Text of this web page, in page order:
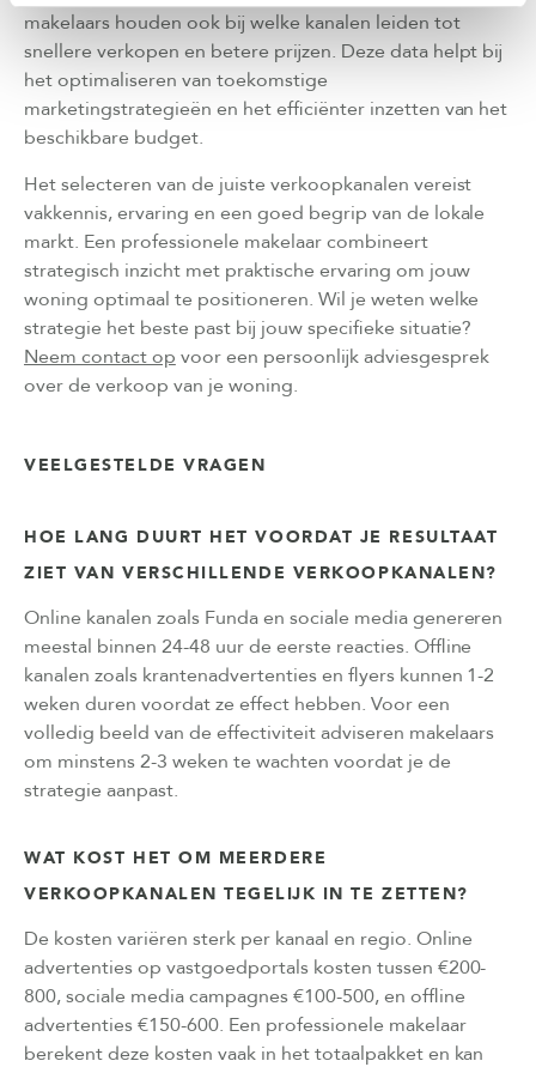
makelaars houden ook bij welke kanalen leiden tot
snellere verkopen en betere prijzen. Deze data helpt bij
het optimaliseren van toekomstige
marketingstrategieën en het efficiënter inzetten van het
beschikbare budget.
Het selecteren van de juiste verkoopkanalen vereist
vakkennis, ervaring en een goed begrip van de lokale
markt. Een professionele makelaar combineert
strategisch inzicht met praktische ervaring om jouw
woning optimaal te positioneren. Wil je weten welke
strategie het beste past bij jouw specifieke situatie?
Neem contact op voor een persoonlijk adviesgesprek
over de verkoop van je woning.
VEELGESTELDE VRAGEN
HOE LANG DUURT HET VOORDAT JE RESULTAAT
ZIET VAN VERSCHILLENDE VERKOOPKANALEN?
Online kanalen zoals Funda en sociale media genereren
meestal binnen 24-48 uur de eerste reacties. Offline
kanalen zoals krantenadvertenties en flyers kunnen 1-2
weken duren voordat ze effect hebben. Voor een
volledig beeld van de effectiviteit adviseren makelaars
om minstens 2-3 weken te wachten voordat je de
strategie aanpast.
WAT KOST HET OM MEERDERE
VERKOOPKANALEN TEGELIJK IN TE ZETTEN?
De kosten variëren sterk per kanaal en regio. Online
advertenties op vastgoedportals kosten tussen €200-
800, sociale media campagnes €100-500, en offline
advertenties €150-600. Een professionele makelaar
berekent deze kosten vaak in het totaalpakket en kan